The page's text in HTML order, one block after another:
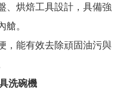
、烘焙工具設計，具備強
艙。
，能有效去除頑固油污與
洗碗機